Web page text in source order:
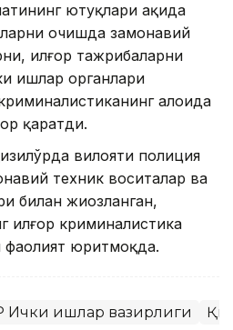
ютуқлари ҳақида
очишда замонавий
илғор тажрибаларни
ишлар органлари
алоҳида
қаратди.
вилояти полиция
техник воситалар ва
билан жиҳозланган,
илғор криминалистика
фаолият юритмоқда.
Ички ишлар вазирлиги